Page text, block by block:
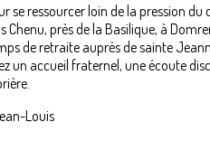
se ressourcer loin de la pression
Chenu, près de la Basilique, à
de retraite auprès de sainte
un accueil fraternel, une écoute
Louis